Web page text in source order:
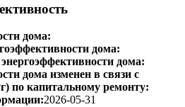
дома:
дома:
дома:
дома изменен в связи с
по капитальному ремонту:
2026-05-31